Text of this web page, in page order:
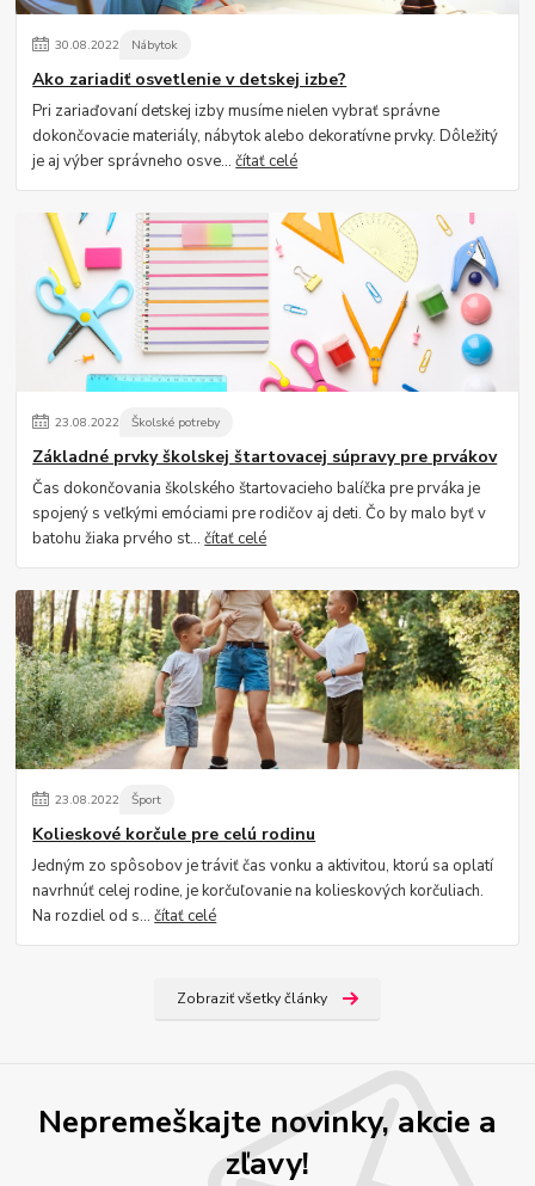
30.08.2022 Nábytok
Ako zariadiť osvetlenie v detskej izbe?
Pri zariaďovaní detskej izby musíme nielen vybrať správne
dokončovacie materiály, nábytok alebo dekoratívne prvky. Dôležitý
je aj výber správneho osve...čítať celé
23.08.2022 Školské potreby
Základné prvky školskej štartovacej súpravy pre prvákov
Čas dokončovania školského štartovacieho balíčka pre prváka je
spojený s veľkými emóciami pre rodičov aj deti. Čo by malo byť v
batohu žiaka prvého st...čítať celé
23.08.2022 Šport
Kolieskové korčule pre celú rodinu
Jedným zo spôsobov je tráviť čas vonku a aktivitou, ktorú sa oplatí
navrhnúť celej rodine, je korčuľovanie na kolieskových korčuliach.
Na rozdiel od s...čítať celé
Zobraziť všetky články
Nepremeškajte novinky, akcie a
zľavy!